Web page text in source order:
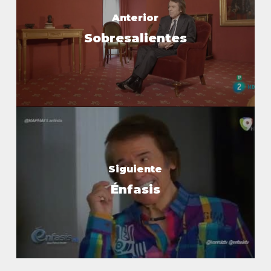
Anterior
Sobresalientes
Siguiente
Énfasis